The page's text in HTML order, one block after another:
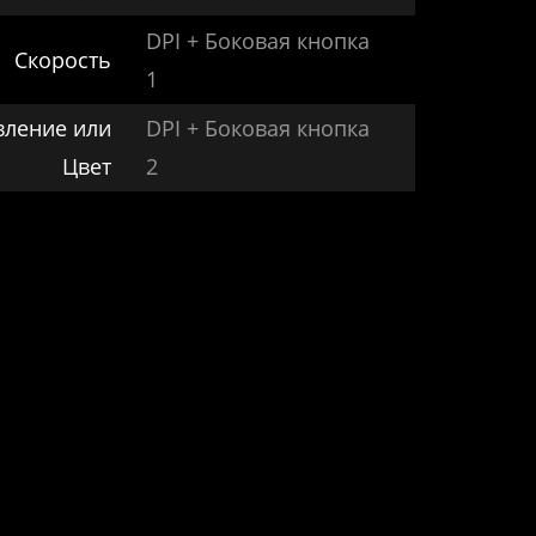
Скорость
DPI + Боковая кнопка
1
или
Цвет
DPI + Боковая кнопка
2